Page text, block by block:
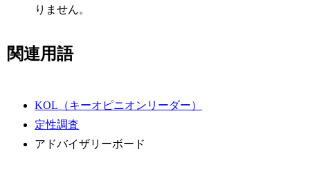
りません。
関連用語
KOL（キーオピニオンリーダー）
定性調査
アドバイザリーボード